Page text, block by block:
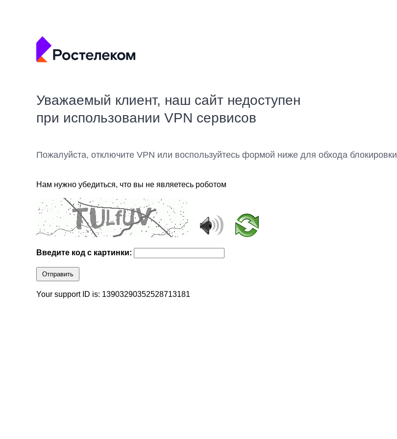
Уважаемый клиент, наш сайт недоступен
при использовании VPN сервисов
Пожалуйста, отключите VPN или воспользуйтесь формой ниже для обхода блокировки
Нам нужно убедиться, что вы не являетесь роботом
Введите код с картинки:
Отправить
Your support ID is: 13903290352528713181